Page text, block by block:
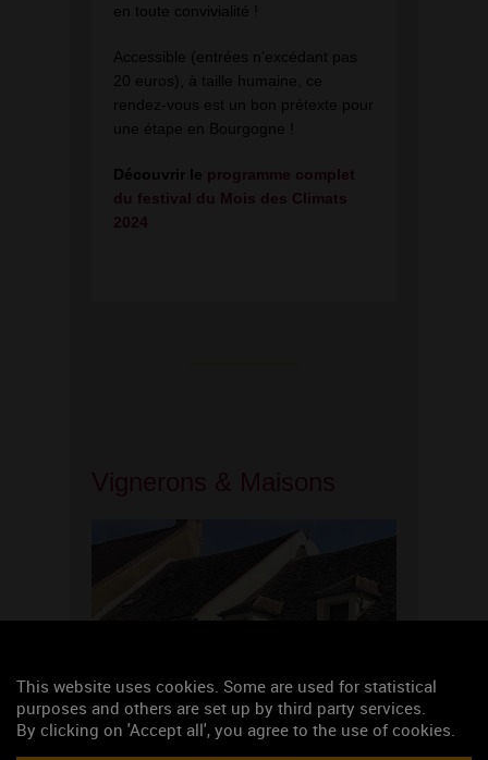
en toute convivialité !
Accessible (entrées n’excédant pas
20 euros), à taille humaine, ce
rendez-vous est un bon prétexte pour
une étape en Bourgogne !
Découvrir le programme complet
du festival du Mois des Climats
2024
This website uses cookies. Some are used for statistical
purposes and others are set up by third party services.
By clicking on 'Accept all', you agree to the use of cookies.